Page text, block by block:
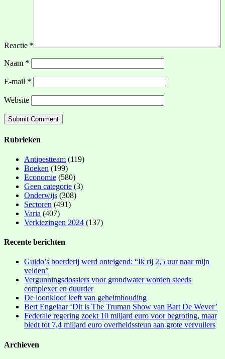
Reactie *
Naam *
E-mail *
Website
Rubrieken
Antipestteam (119)
Boeken (199)
Economie (580)
Geen categorie (3)
Onderwijs (308)
Sectoren (491)
Varia (407)
Verkiezingen 2024 (137)
Recente berichten
Guido’s boerderij werd onteigend: “Ik rij 2,5 uur naar mijn
velden”
Vergunningsdossiers voor grondwater worden steeds
complexer en duurder
De loonkloof leeft van geheimhouding
Bert Engelaar ‘Dit is The Truman Show van Bart De Wever’
Federale regering zoekt 10 miljard euro voor begroting, maar
biedt tot 7,4 miljard euro overheidssteun aan grote vervuilers
Archieven